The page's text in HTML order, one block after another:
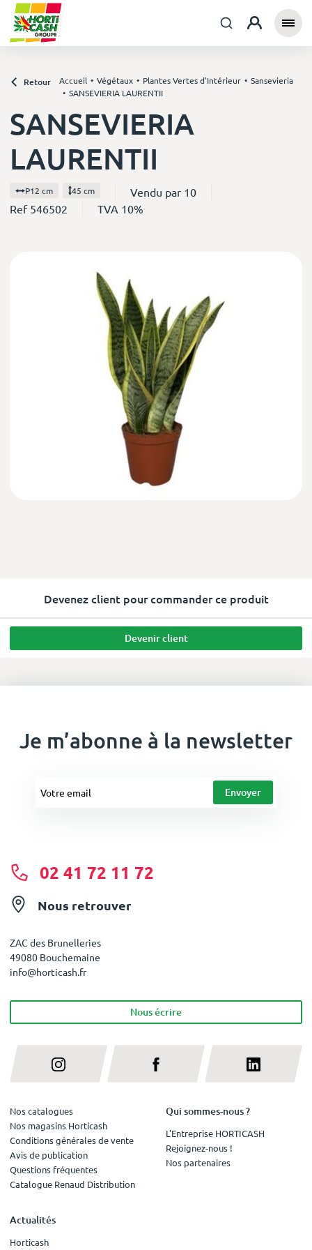
Retour Accueil Végétaux Plantes Vertes d'Intérieur
Sansevieria
SANSEVIERIA LAURENTII
SANSEVIERIA
LAURENTII
P12 cm 45 cm
Vendu par 10
Ref 546502
TVA 10%
Devenez client pour commander ce produit
Devenir client
Je m’abonne à la newsletter
02 41 72 11 72
Nous retrouver
ZAC des Brunelleries
49080 Bouchemaine
info@horticash.fr
Nous écrire
Nos catalogues
Nos magasins Horticash
Conditions générales de vente
Avis de publication
Questions fréquentes
Catalogue Renaud Distribution
Qui sommes-nous ?
L'Entreprise HORTICASH
Rejoignez-nous !
Nos partenaires
Actualités
Horticash